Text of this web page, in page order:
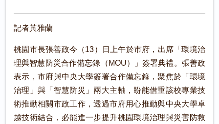
記者黃雅蘭
桃園市長張善政今（13）日上午於市府，出席「環境治
理與智慧防災合作備忘錄（MOU）」簽署典禮。張善政
表示，市府與中央大學簽署合作備忘錄，聚焦於「環境
治理」與「智慧防災」兩大主軸，盼能借重該校專業技
術推動相關市政工作，透過市府用心推動與中央大學卓
越技術結合，必能進一步提升桃園環境治理與災害防救